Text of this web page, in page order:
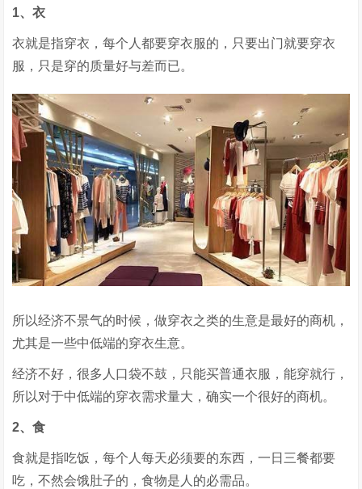
1、衣
衣就是指穿衣，每个人都要穿衣服的，只要出门就要穿衣
服，只是穿的质量好与差而已。
所以经济不景气的时候，做穿衣之类的生意是最好的商机，
尤其是一些中低端的穿衣生意。
经济不好，很多人口袋不鼓，只能买普通衣服，能穿就行，
所以对于中低端的穿衣需求量大，确实一个很好的商机。
2、食
食就是指吃饭，每个人每天必须要的东西，一日三餐都要
吃，不然会饿肚子的，食物是人的必需品。